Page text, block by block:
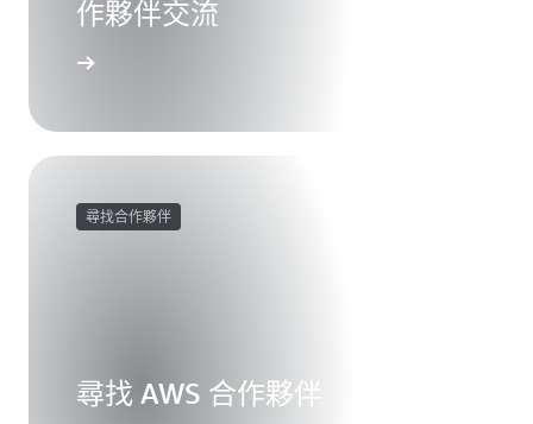
作夥伴交流
尋找合作夥伴
尋找 AWS 合作夥伴